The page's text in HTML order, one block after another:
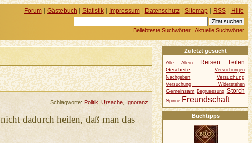
Schlagworte: Politik Ursache, Ignoranz
dadurch heilen, daß man das
Zuletzt gesucht
Alle Allein Reisen Teilen
Gescheite
Versuchungen
Nachgeben
Versuchung
Versuchung Widerstehen
Gemeinsam Begruessung Storch
Spinne Freundschaft
Buchtipps
Forum| Gästebuch | Statistik| Impressum| Datenschutz| Sitemap| RSS| Hilfe
Beliebteste Suchwörter |Aktuelle Suchwörter